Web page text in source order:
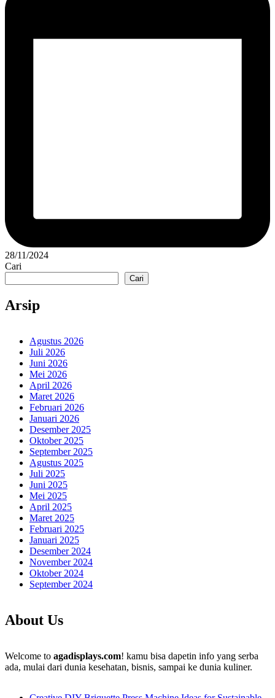
28/11/2024
Cari
Cari
Arsip
Agustus 2026
Juli 2026
Juni 2026
Mei 2026
April 2026
Maret 2026
Februari 2026
Januari 2026
Desember 2025
Oktober 2025
September 2025
Agustus 2025
Juli 2025
Juni 2025
Mei 2025
April 2025
Maret 2025
Februari 2025
Januari 2025
Desember 2024
November 2024
Oktober 2024
September 2024
About Us
Welcome to agadisplays.com! kamu bisa dapetin info yang serba
ada, mulai dari dunia kesehatan, bisnis, sampai ke dunia kuliner.